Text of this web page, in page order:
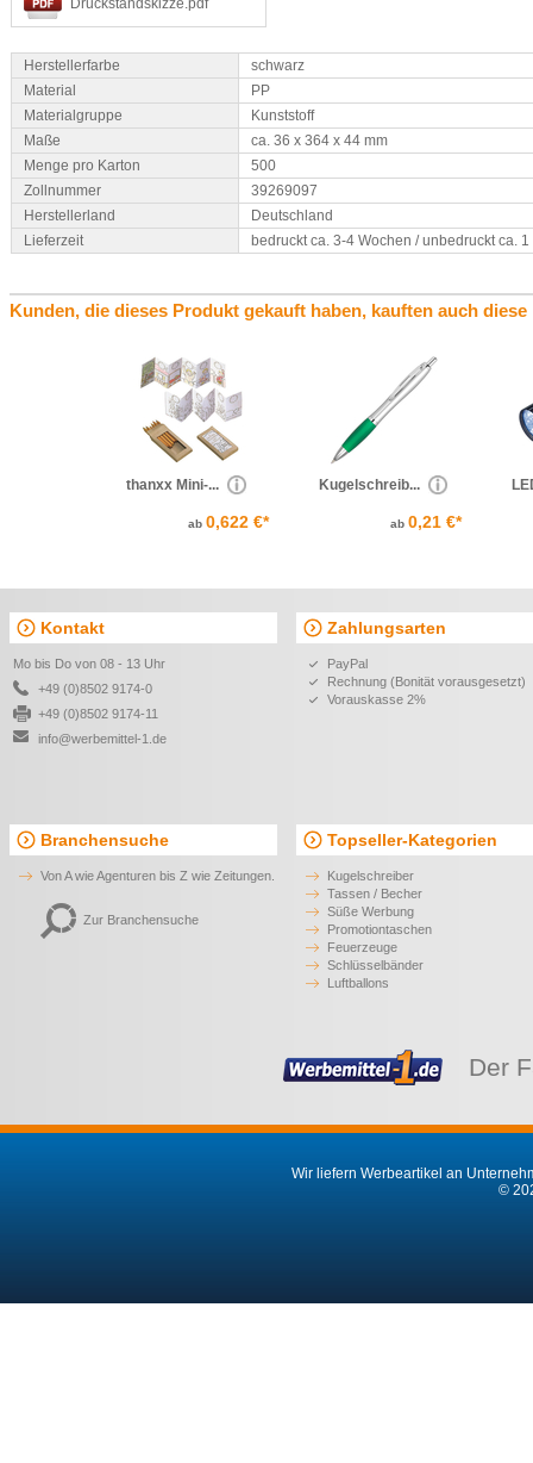
Druckstandskizze.pdf
Herstellerfarbe
schwarz
Material
PP
Materialgruppe
Kunststoff
Maße
ca. 36 x 364 x 44 mm
Menge pro Karton
500
Zollnummer
39269097
Herstellerland
Deutschland
Lieferzeit
bedruckt ca. 3-4 Wochen / unbedruckt ca. 1
Kunden, die dieses Produkt gekauft haben, kauften auch
thanxx Mini-...
ab 0,622 €*
Kugelschreib...
ab 0,21 €*
Kontakt
Mo bis Do von 08 - 13 Uhr
+49 (0)8502 9174-0
+49 (0)8502 9174-11
info@werbemittel-1.de
Zahlungsarten
PayPal
Rechnung (Bonität vorausgesetzt)
Vorauskasse 2%
Branchensuche
Von A wie Agenturen bis Z wie Zeitungen.
Zur Branchensuche
Topseller-Kategorien
Kugelschreiber
Tassen / Becher
Süße Werbung
Promotiontaschen
Feuerzeuge
Schlüsselbänder
Luftballons
Der
Wir liefern Werbeartikel an
©